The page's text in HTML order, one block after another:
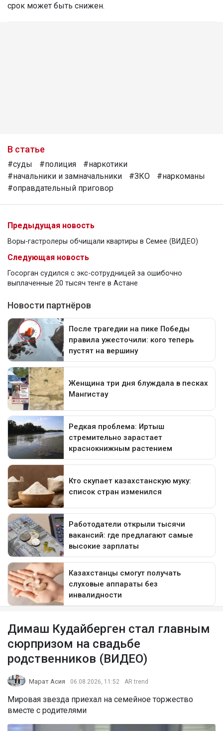
срок может быть снижен.
В статье
#суды #полиция
#наркотики
#начальники и замначальники
#ЗКО
#наркоманы
#оправдательный приговор
Предыдущая новость
Воры-гастролеры обчищали квартиры в Семее (ВИДЕО)
Следующая новость
Госорган судился с экс-сотрудницей за ошибочно
выплаченные 20 тысяч тенге в Астане
Димаш Кудайберген стал главным
сюрпризом на свадьбе
родственников (ВИДЕО)
Марат Асия 06.08.2026, 11:52 AR trend
Мировая звезда приехал на семейное торжество
вместе с родителями